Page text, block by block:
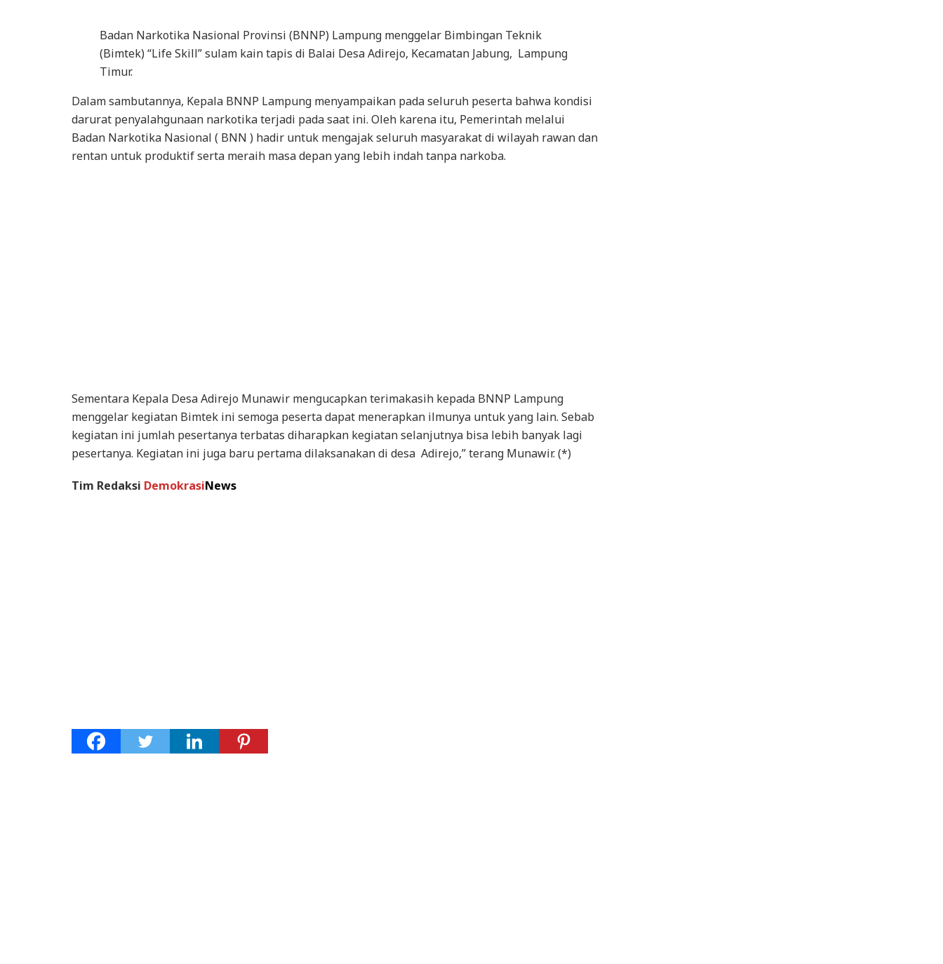
Badan Narkotika Nasional Provinsi (BNNP) Lampung menggelar Bimbingan Teknik
(Bimtek) “Life Skill” sulam kain tapis di Balai Desa Adirejo, Kecamatan Jabung, Lampung
Timur.
Dalam sambutannya, Kepala BNNP Lampung menyampaikan pada seluruh peserta bahwa kondisi
darurat penyalahgunaan narkotika terjadi pada saat ini. Oleh karena itu, Pemerintah melalui
Badan Narkotika Nasional ( BNN ) hadir untuk mengajak seluruh masyarakat di wilayah rawan dan
rentan untuk produktif serta meraih masa depan yang lebih indah tanpa narkoba.
Sementara Kepala Desa Adirejo Munawir mengucapkan terimakasih kepada BNNP Lampung
menggelar kegiatan Bimtek ini semoga peserta dapat menerapkan ilmunya untuk yang lain. Sebab
kegiatan ini jumlah pesertanya terbatas diharapkan kegiatan selanjutnya bisa lebih banyak lagi
pesertanya. Kegiatan ini juga baru pertama dilaksanakan di desa Adirejo,” terang Munawir. (*)
Tim Redaksi DemokrasiNews